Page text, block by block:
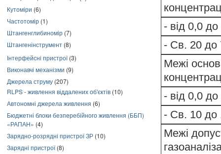
Кутоміри (6)
Частотомір (1)
Штангенглибиномір (7)
Штангенінструмент (8)
Інтерфейсні пристрої(3)
Виконавчі механізми (9)
Джерела струму (207)
RLPS - живлення віддалених об'єктів (10)
Автономні джерела живлення (6)
Бюджетні блоки безперебійного живлення (ББП)
«РАПАН» (4)
Зарядно-розрядні пристрої ЗР (10)
Зарядні пристрої(8)
- від 0,0
- Св. 20 до
Межі
- від 0,0
- Св. 10 до
Межі